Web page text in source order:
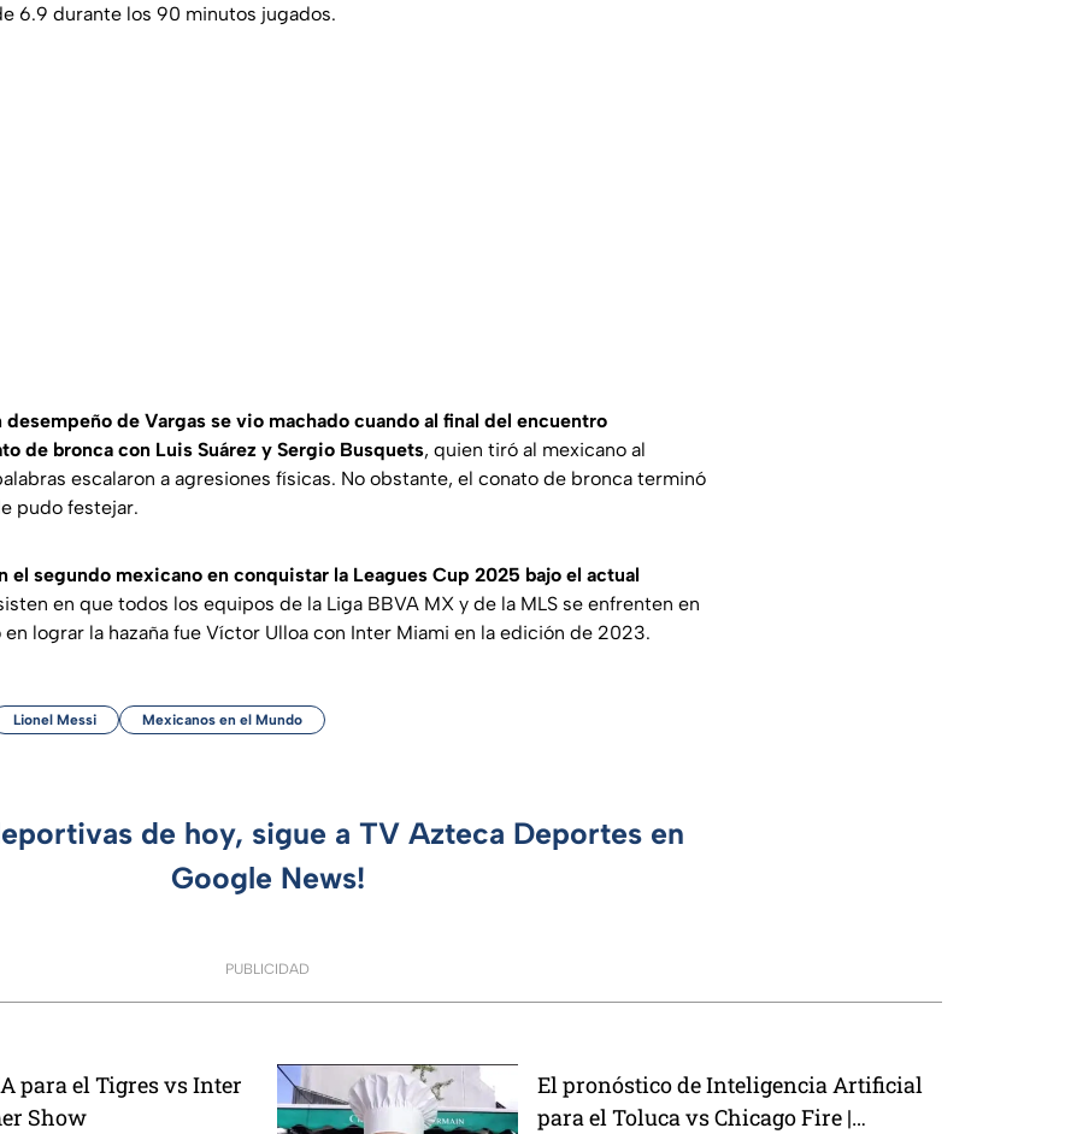
6.9 durante los 90 minutos jugados.
desempeño de Vargas se vio machado cuando al final del encuentro
de bronca con Luis Suárez y Sergio Busquets, quien tiró al mexicano al
escalaron a agresiones físicas. No obstante, el conato de bronca terminó
pudo festejar.
el segundo mexicano en conquistar la Leagues Cup 2025 bajo el actual
en que todos los equipos de la Liga BBVA MX y de la MLS se enfrenten en
lograr la hazaña fue Víctor Ulloa con Inter Miami en la edición de 2023.
Lionel Messi Mexicanos en el Mundo
de hoy, sigue a TV Azteca Deportes en
Google News!
PUBLICIDAD
para el Tigres vs Inter
Show
El pronóstico de Inteligencia Artificial
para el Toluca vs Chicago Fire |